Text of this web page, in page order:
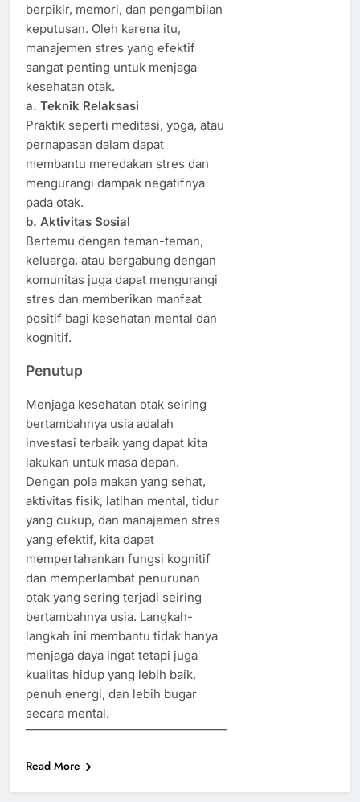
berpikir, memori, dan pengambilan
keputusan. Oleh karena itu,
manajemen stres yang efektif
sangat penting untuk menjaga
kesehatan otak.
a. Teknik Relaksasi
Praktik seperti meditasi, yoga, atau
pernapasan dalam dapat
membantu meredakan stres dan
mengurangi dampak negatifnya
pada otak.
b. Aktivitas Sosial
Bertemu dengan teman-teman,
keluarga, atau bergabung dengan
komunitas juga dapat mengurangi
stres dan memberikan manfaat
positif bagi kesehatan mental dan
kognitif.
Penutup
Menjaga kesehatan otak seiring
bertambahnya usia adalah
investasi terbaik yang dapat kita
lakukan untuk masa depan.
Dengan pola makan yang sehat,
aktivitas fisik, latihan mental, tidur
yang cukup, dan manajemen stres
yang efektif, kita dapat
mempertahankan fungsi kognitif
dan memperlambat penurunan
otak yang sering terjadi seiring
bertambahnya usia. Langkah-
langkah ini membantu tidak hanya
menjaga daya ingat tetapi juga
kualitas hidup yang lebih baik,
penuh energi, dan lebih bugar
secara mental.
Read More